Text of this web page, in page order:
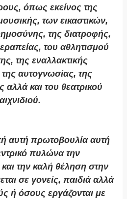
όπως εκείνος της
των εικαστικών,
της διατροφής,
του αθλητισμού
της εναλλακτικής
αυτογνωσίας, της
αλλά και του θεατρικού
αυτή πρωτοβουλία αυτή
πυλώνα την
την καλή θέληση στην
σε γονείς, παιδιά αλλά
ή όσους εργάζονται με